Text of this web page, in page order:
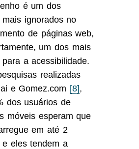
é um dos
ignorados no
de páginas web,
um dos mais
a acessibilidade.
realizadas
e Gomez.com [8],
dos usuários de
móveis esperam que
em até 2
e eles tendem a